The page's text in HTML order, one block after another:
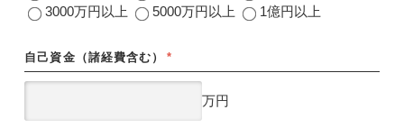
3000万円以上
5000万円以上 1億円以上
自己資金（諸経費含む） *
万円